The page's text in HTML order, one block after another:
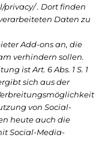
. Dort finden
Daten zu
Add-ons an, die
verhindern sollen.
ist Art. 6 Abs. 1 S. 1
sich aus der
von Social-
heute auch die
Social-Media-